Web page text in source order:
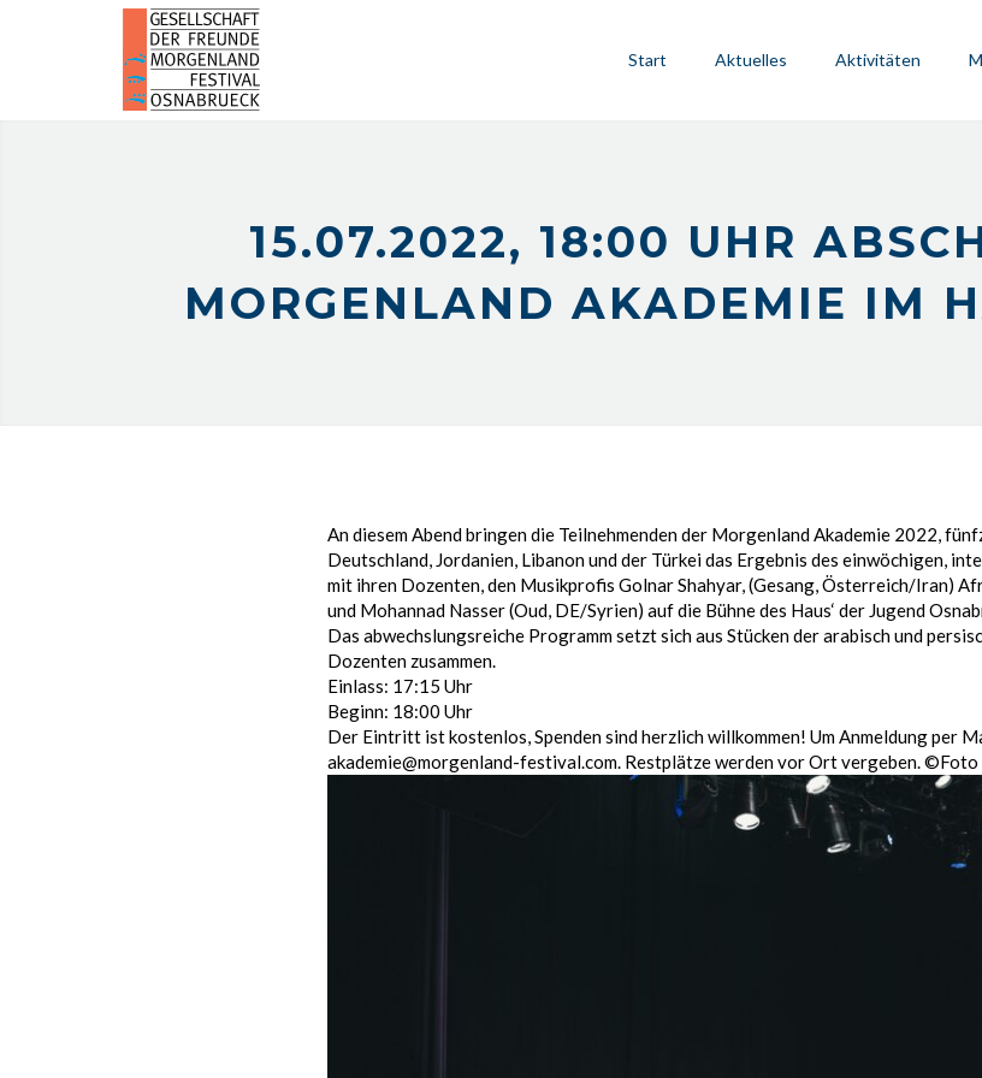
Start Aktuelles Aktivitäten
15.07.2022, 18:00 UHR
MORGENLAND AKADEMIE IM
An diesem Abend bringen die Teilnehmenden der Morgenland Akademie 2022,
Deutschland, Jordanien, Libanon und der Türkei das Ergebnis des einwöchigen,
mit ihren Dozenten, den Musikprofis Golnar Shahyar, (Gesang, Österreich/Iran)
und Mohannad Nasser (Oud, DE/Syrien) auf die Bühne des Haus‘ der Jugend
Das abwechslungsreiche Programm setzt sich aus Stücken der arabisch und
Dozenten zusammen.
Einlass: 17:15 Uhr
Beginn: 18:00 Uhr
Der Eintritt ist kostenlos, Spenden sind herzlich willkommen! Um Anmeldung per
akademie@morgenland-festival.com. Restplätze werden vor Ort vergeben. ©Foto